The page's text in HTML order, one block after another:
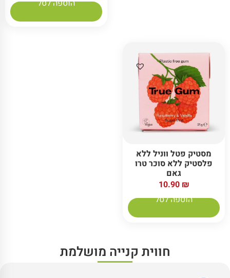
הוספה לסל
מסטיק פטל ווניל ללא
פלסטיק ללא סוכר טרו
גאם
10.90 ₪
הוספה לסל
חווית קנייה מושלמת